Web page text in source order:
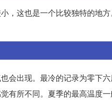
，这也是一个比较独特的地
会出现。最冷的记录为零下
有所不同。夏季的最高温度一